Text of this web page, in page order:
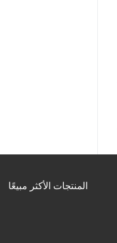
المنتجات الأكثر مبيعًا